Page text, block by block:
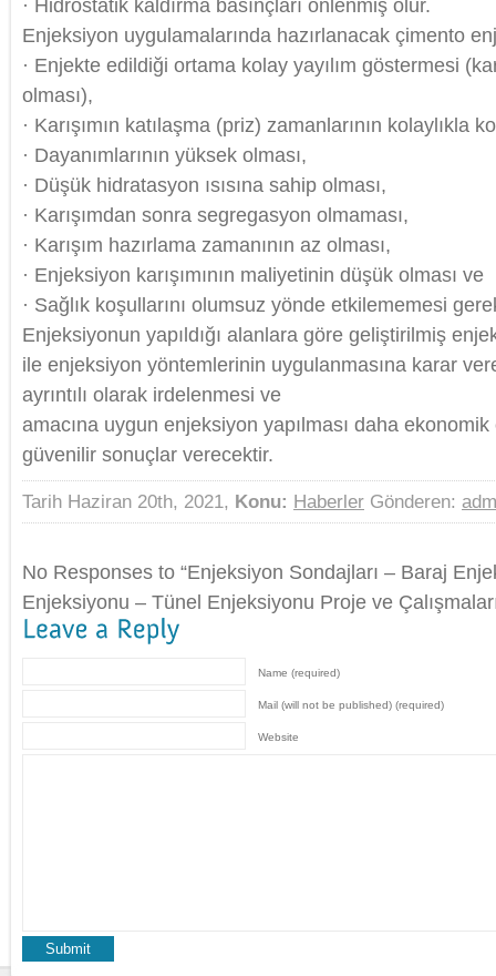
· Hidrostatik kaldırma basınçları önlenmiş olur.
Enjeksiyon uygulamalarında hazırlanacak çimento
· Enjekte edildiği ortama kolay yayılım göstermesi
olması),
· Karışımın katılaşma (priz) zamanlarının kolaylıkla
· Dayanımlarının yüksek olması,
· Düşük hidratasyon ısısına sahip olması,
· Karışımdan sonra segregasyon olmaması,
· Karışım hazırlama zamanının az olması,
· Enjeksiyon karışımının maliyetinin düşük olması ve
· Sağlık koşullarını olumsuz yönde etkilememesi
Enjeksiyonun yapıldığı alanlara göre geliştirilmiş
ile enjeksiyon yöntemlerinin uygulanmasına karar
ayrıntılı olarak irdelenmesi ve
amacına uygun enjeksiyon yapılması daha
güvenilir sonuçlar verecektir.
Tarih Haziran 20th, 2021, Konu: Haberler Gönderen:
No Responses to “Enjeksiyon Sondajları – Baraj
Enjeksiyonu – Tünel Enjeksiyonu Proje ve
Name (required)
Mail (will not be published) (required)
Website